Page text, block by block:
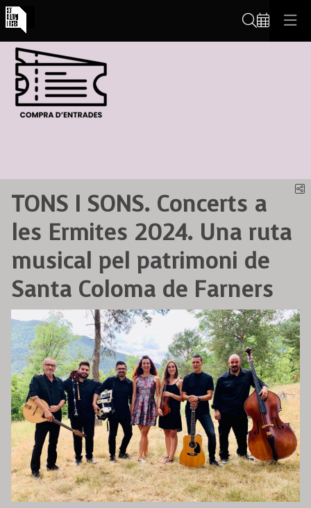
TONS I SONS. Concerts a
les Ermites 2024. Una ruta
musical pel patrimoni de
Santa Coloma de Farners